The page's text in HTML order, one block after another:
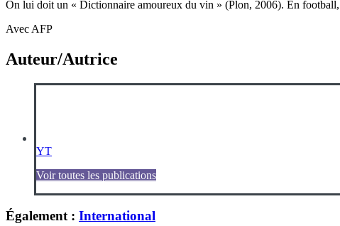
On lui doit un « Dictionnaire amoureux du vin » (Plon, 2006). En
Avec AFP
Auteur/Autrice
YT
Voir toutes les publications
Également : International